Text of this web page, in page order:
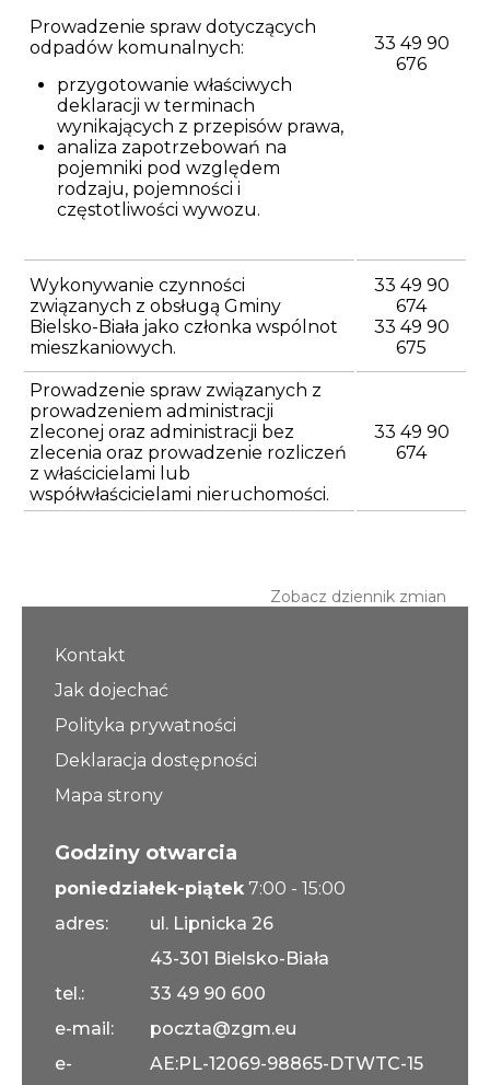
Prowadzenie spraw dotyczących
odpadów komunalnych:
przygotowanie właściwych
deklaracji w terminach
wynikających z przepisów prawa,
analiza zapotrzebowań na
pojemniki pod względem
rodzaju, pojemności i
częstotliwości wywozu.
33 49 90
676
Wykonywanie czynności
związanych z obsługą Gminy
Bielsko-Biała jako członka wspólnot
mieszkaniowych.
33 49 90
674
33 49 90
675
Prowadzenie spraw związanych z
prowadzeniem administracji
zleconej oraz administracji bez
zlecenia oraz prowadzenie rozliczeń
z właścicielami lub
współwłaścicielami nieruchomości.
33 49 90
674
Zobacz dziennik zmian
Kontakt
Jak dojechać
Polityka prywatności
Deklaracja dostępności
Mapa strony
Godziny otwarcia
poniedziałek-piątek 7:00 - 15:00
adres:
ul. Lipnicka 26
43-301 Bielsko-Biała
tel.:
33 49 90 600
e-mail:
poczta@zgm.eu
e-
AE:PL-12069-98865-DTWTC-15